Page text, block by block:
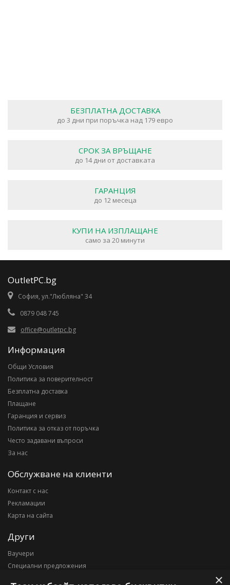
БЕЗПЛАТНА ДОСТАВКА
до 3 дни при поръчка над 179 евро
СРОК ЗА ВРЪЩАНЕ
до 14 дни от доставката
ГАРАНЦИЯ
до 12 месеца
КУПИ НА ИЗПЛАЩАНЕ
само за 20 минути
OutletPC.bg
София, ул."Любляна" 34
0879 048 745
office@outletpc.bg
Информация
Общи Условия
Политика за поверителност
Безплатна доставка
Плащане
Гаранция и сервиз
Политика за отказ от поръчка
Често задавани въпроси
За нас
Обслужване на клиенти
Контакт с нас
Рекламации
Карта на сайта
Други
Ваучери
Специални предложения
×